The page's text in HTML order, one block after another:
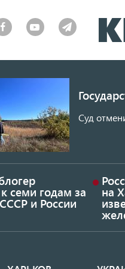
Суд
семи годам за
и России
на